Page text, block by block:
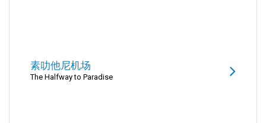
素叻他尼机场
The Halfway to Paradise